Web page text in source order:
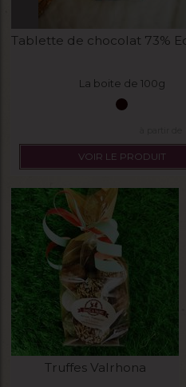
Tablette de chocolat 73%
La boite de 100g
VOIR LE PRODUIT
Truffes Valrhona